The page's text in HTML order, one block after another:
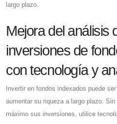
largo plazo.
Mejora del análisis
inversiones de
con tecnología y
Invertir en fondos indexados puede
aumentar su riqueza a largo plazo. Sin
máximo sus inversiones, utilice